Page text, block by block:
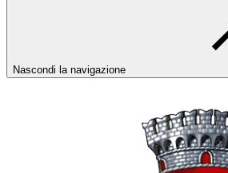
Nascondi la navigazione